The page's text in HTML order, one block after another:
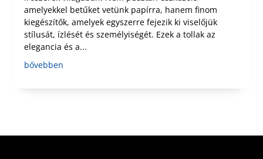
amelyekkel betűket vetünk papírra, hanem finom
kiegészítők, amelyek egyszerre fejezik ki viselőjük
stílusát, ízlését és személyiségét. Ezek a tollak az
elegancia és a...
bővebben